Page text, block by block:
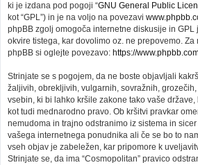
ki je izdana pod pogoji “GNU General Public
kot “GPL”) in je na voljo na povezavi
phpBB zgolj omogoča internetne diskusije in
okvire tistega, kar dovolimo oz. ne prepovemo.
phpBB si oglejte povezavo: https://
Strinjate se s pogojem, da ne boste objavljali
žaljivih, obrekljivih, vulgarnih, sovražnih,
vsebin, ki bi lahko kršile zakone tako vaše države,
kot tudi mednarodno pravo. Ob kršitvi pravkar
nemudoma in trajno odstranimo iz sistema in
vašega internetnega ponudnika ali če se bo to
vseh objav je zabeležen, kar pripomore k
Strinjate se, da ima “Cosmopolitan” pravico